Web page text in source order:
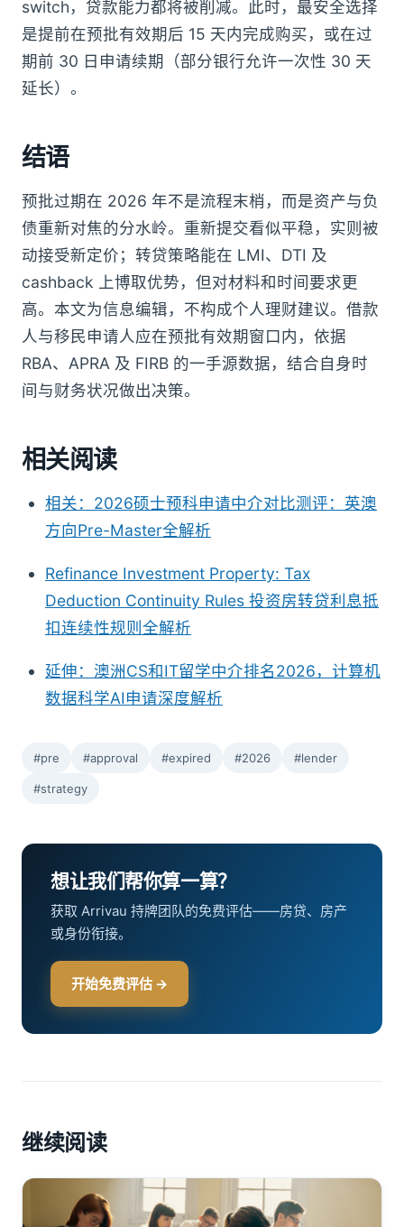
switch，贷款能力都将被削减。此时，最安全选择
是提前在预批有效期后 15 天内完成购买，或在过
期前 30 日申请续期（部分银行允许一次性 30 天
延长）。
结语
预批过期在 2026 年不是流程末梢，而是资产与负
债重新对焦的分水岭。重新提交看似平稳，实则被
动接受新定价；转贷策略能在 LMI、DTI 及
cashback 上博取优势，但对材料和时间要求更
高。本文为信息编辑，不构成个人理财建议。借款
人与移民申请人应在预批有效期窗口内，依据
RBA、APRA 及 FIRB 的一手源数据，结合自身时
间与财务状况做出决策。
相关阅读
相关：2026硕士预科申请中介对比测评：英澳
方向Pre-Master全解析
Refinance Investment Property: Tax
Deduction Continuity Rules 投资房转贷利息抵
扣连续性规则全解析
延伸：澳洲CS和IT留学中介排名2026，计算机
数据科学AI申请深度解析
#pre #approval #expired #2026 #lender
#strategy
想让我们帮你算一算？
获取 Arrivau 持牌团队的免费评估——房贷、房产
或身份衔接。
开始免费评估 →
继续阅读